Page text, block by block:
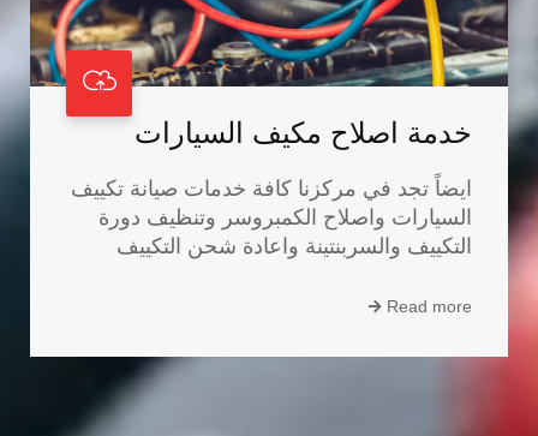
خدمة اصلاح مكيف السيارات
ايضاً تجد في مركزنا كافة خدمات صيانة تكييف
السيارات واصلاح الكمبروسر وتنظيف دورة
التكييف والسربنتينة واعادة شحن التكييف
Read more